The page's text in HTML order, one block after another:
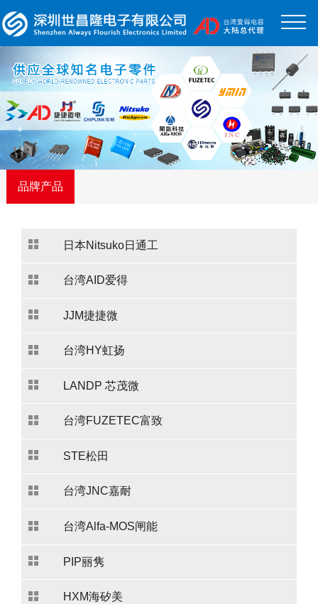
品牌产品
日本Nitsuko日通工
台湾AID爱得
JJM捷捷微
台湾HY虹扬
LANDP 芯茂微
台湾FUZETEC富致
STE松田
台湾JNC嘉耐
台湾Alfa-MOS闸能
PIP丽隽
HXM海矽美